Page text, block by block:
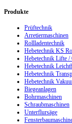
Produkte
Prüftechnik
Arretiermaschinen
Rollladentechnik
Hebetechnik KS
Hebetechnik Lifte /
Hebetechnik
Hebetechnik
Hebetechnik
Biegeanlagen
Bohrmaschinen
Schraubmaschinen
Unterflursäge